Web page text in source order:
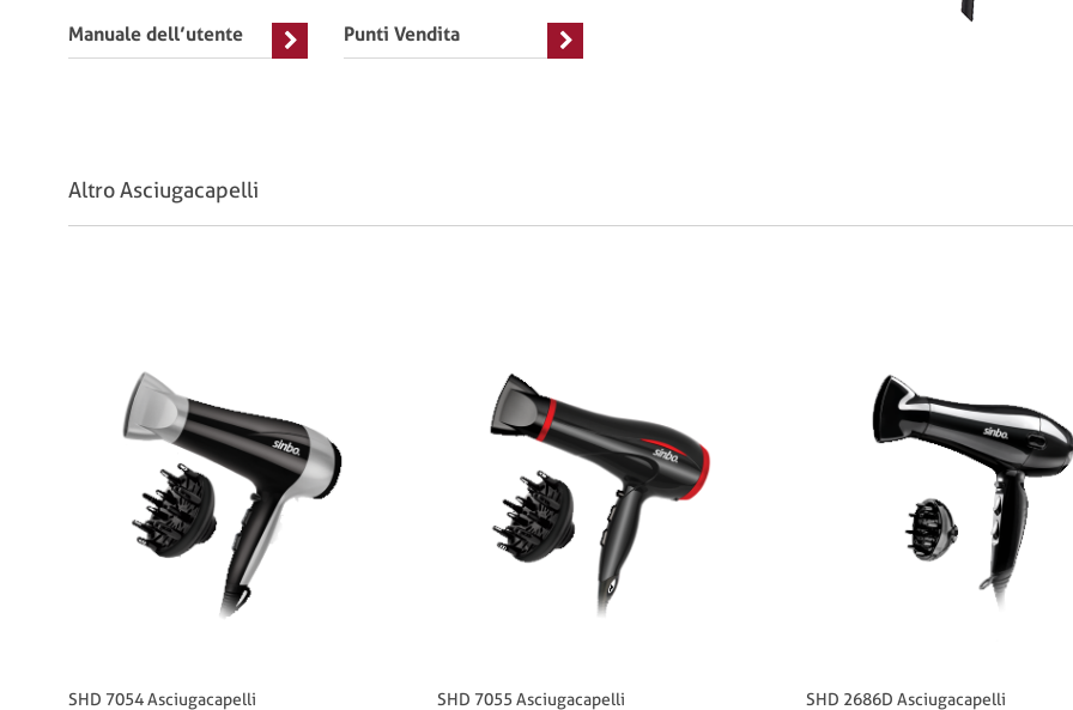
Manuale dell’utente Punti Vendita
Altro Asciugacapelli
SHD 7054 Asciugacapelli SHD 7055 Asciugacapelli SHD 2686D Asciugacapelli